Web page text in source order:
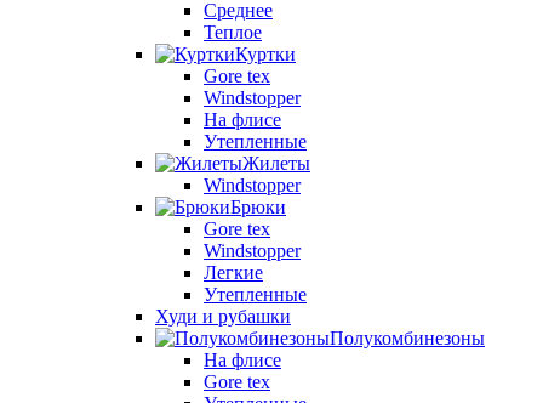
Среднее
Теплое
Куртки
Gore tex
Windstopper
На флисе
Утепленные
Жилеты
Windstopper
Брюки
Gore tex
Windstopper
Легкие
Утепленные
Худи и рубашки
Полукомбинезоны
На флисе
Gore tex